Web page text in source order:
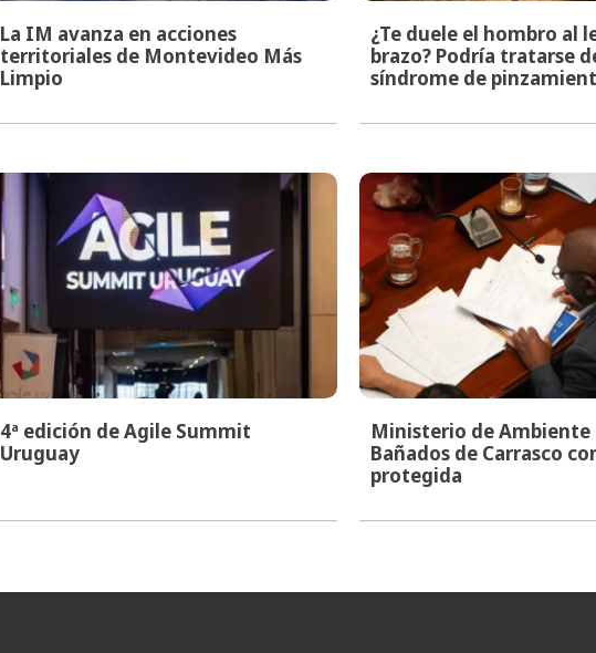
La IM avanza en acciones
territoriales de Montevideo Más
Limpio
¿Te duele el hombro al
brazo? Podría tratarse
síndrome de
4ª edición de Agile Summit
Uruguay
Ministerio de Ambiente
Bañados de Carrasco
protegida